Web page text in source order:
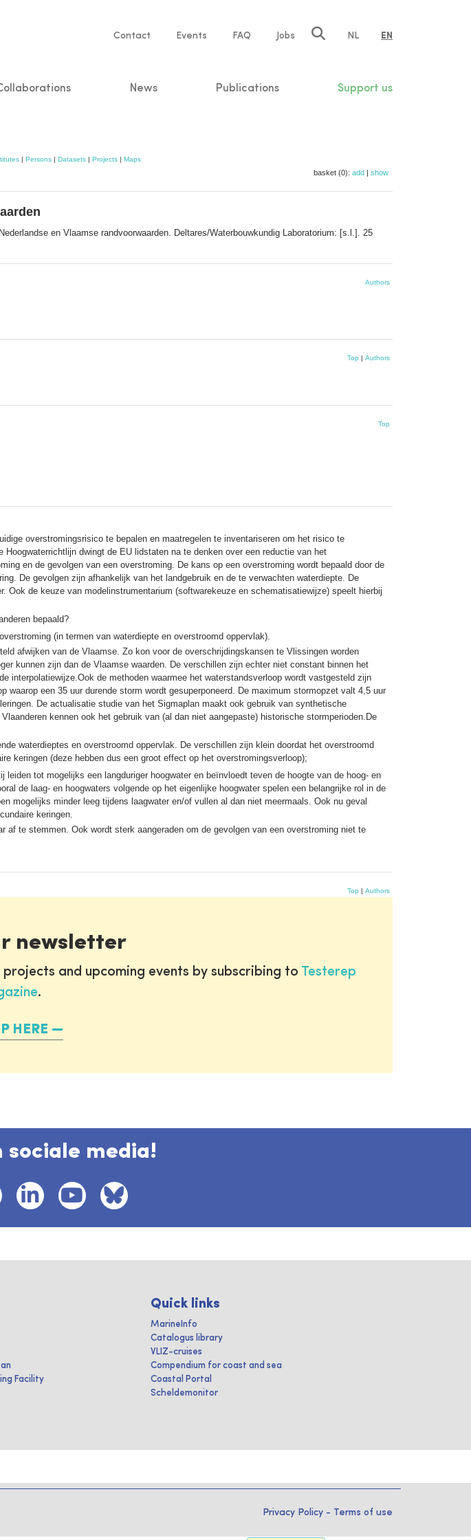
Service
Contact Events FAQ Jobs NL EN
News Publications Support us
| Persons | Datasets | Projects | Maps
basket (0): add | show
en Vlaamse randvoorwaarden. Deltares/Waterbouwkundig Laboratorium: [s.l.]. 25
Authors
Top | Authors
Top
overstromingsrisico te bepalen en maatregelen te inventariseren om het risico te
dwingt de EU lidstaten na te denken over een reductie van het
en de gevolgen van een overstroming. De kans op een overstroming wordt bepaald door de
De gevolgen zijn afhankelijk van het landgebruik en de te verwachten waterdiepte. De
Ook de keuze van modelinstrumentarium (softwarekeuze en schematisatiewijze) speelt hierbij
bepaald?
(in termen van waterdiepte en overstroomd oppervlak).
afwijken van de Vlaamse. Zo kon voor de overschrijdingskansen te Vlissingen worden
kunnen zijn dan de Vlaamse waarden. De verschillen zijn echter niet constant binnen het
de methoden waarmee het waterstandsverloop wordt vastgesteld zijn
een 35 uur durende storm wordt gesuperponeerd. De maximum stormopzet valt 4,5 uur
De actualisatie studie van het Sigmaplan maakt ook gebruik van synthetische
kennen ook het gebruik van (al dan niet aangepaste) historische stormperioden.De
waterdieptes en overstroomd oppervlak. De verschillen zijn klein doordat het overstroomd
keringen (deze hebben dus een groot effect op het overstromingsverloop);
tot mogelijks een langduriger hoogwater en beïnvloedt teven de hoogte van de hoog- en
de laag- en hoogwaters volgende op het eigenlijke hoogwater spelen een belangrijke rol in de
mogelijks minder leeg tijdens laagwater en/of vullen al dan niet meermaals. Ook nu geval
keringen.
te stemmen. Ook wordt sterk aangeraden om de gevolgen van een overstroming niet te
Top | Authors
newsletter
and upcoming events by subscribing to Testerep
.
HERE
sociale media!
Facility
Quick links
MarineInfo
Catalogus library
VLIZ-cruises
Compendium for coast and sea
Coastal Portal
Scheldemonitor
Privacy Policy - Terms of use